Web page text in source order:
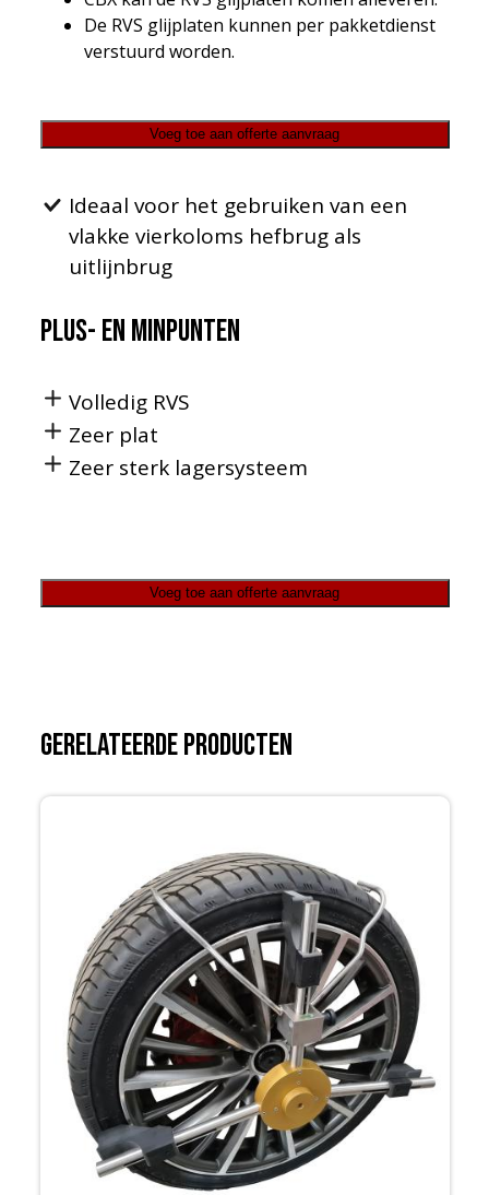
De RVS glijplaten kunnen per pakketdienst
verstuurd worden.
Voeg toe aan offerte aanvraag
Ideaal voor het gebruiken van een
vlakke vierkoloms hefbrug als
uitlijnbrug
Plus- en minpunten
Volledig RVS
Zeer plat
Zeer sterk lagersysteem
Voeg toe aan offerte aanvraag
Gerelateerde producten